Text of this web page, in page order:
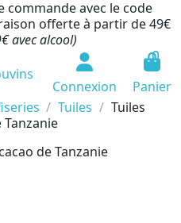
commande avec le code
offerte à partir de 49€
avec alcool)
Connexion
0
Panier
Tuiles
Tuiles